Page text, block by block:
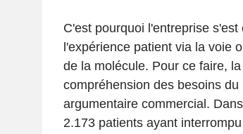
C'est pourquoi l'entreprise
l'expérience patient via la voie
de la molécule. Pour ce faire,
compréhension des besoins
argumentaire commercial.
2.173 patients ayant